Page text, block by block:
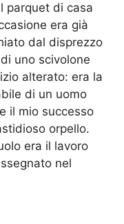
parquet di casa
era già
dal disprezzo
uno scivolone
alterato: era la
di un uomo
il mio successo
orpello.
era il lavoro
nel